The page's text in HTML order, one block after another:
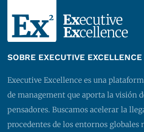
SOBRE EXECUTIVE EXCELLENCE
Executive Excellence es una
de management que aporta la visión
pensadores. Buscamos acelerar la
procedentes de los entornos globales